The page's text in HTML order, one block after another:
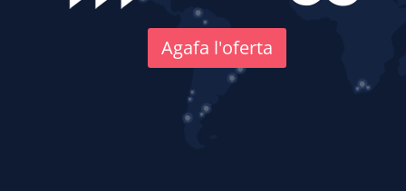
Agafa l'oferta